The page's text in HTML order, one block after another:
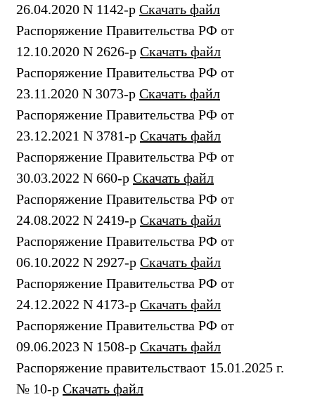
26.04.2020 N 1142-р Скачать файл
Распоряжение Правительства РФ от
12.10.2020 N 2626-р Скачать файл
Распоряжение Правительства РФ от
23.11.2020 N 3073-р Скачать файл
Распоряжение Правительства РФ от
23.12.2021 N 3781-р Скачать файл
Распоряжение Правительства РФ от
30.03.2022 N 660-р Скачать файл
Распоряжение Правительства РФ от
24.08.2022 N 2419-р Скачать файл
Распоряжение Правительства РФ от
06.10.2022 N 2927-р Скачать файл
Распоряжение Правительства РФ от
24.12.2022 N 4173-р Скачать файл
Распоряжение Правительства РФ от
09.06.2023 N 1508-р Скачать файл
Распоряжение правительстваот 15.01.2025 г.
№ 10-р Скачать файл